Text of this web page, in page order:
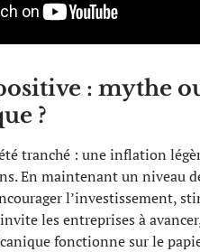
: mythe
?
tranché : une inflation
En maintenant un niveau
l’investissement,
invite les entreprises à
fonctionne sur le